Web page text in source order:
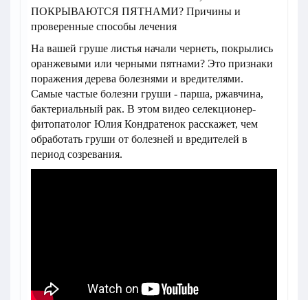
На вашей груше листья начали чернеть, покрылись
оранжевыми или черными пятнами? Это признаки
поражения дерева болезнями и вредителями.
Самые частые болезни груши - парша, ржавчина,
бактериальный рак. В этом видео селекционер-
фитопатолог Юлия Кондратенок расскажет, чем
обработать груши от болезней и вредителей в
период созревания.